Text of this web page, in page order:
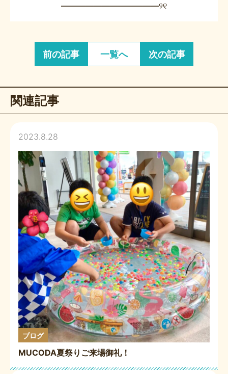
――――――――――――୨୧
前の記事 一覧へ 次の記事
関連記事
2023.8.28
ブログ
MUCODA夏祭りご来場御礼！